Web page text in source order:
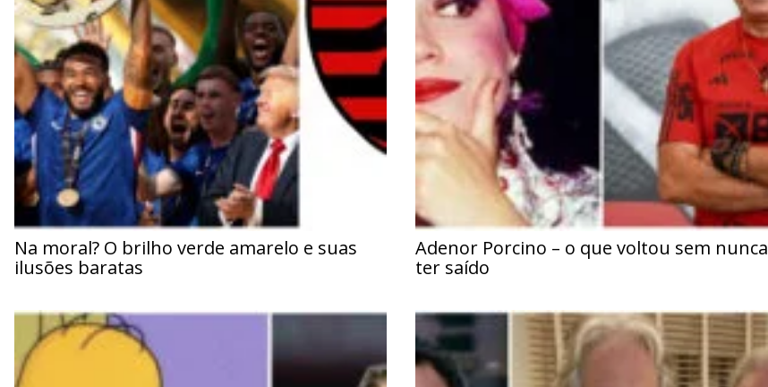
Na moral? O brilho verde amarelo e suas
ilusões baratas
Adenor Porcino – o que voltou sem nunca
ter saído